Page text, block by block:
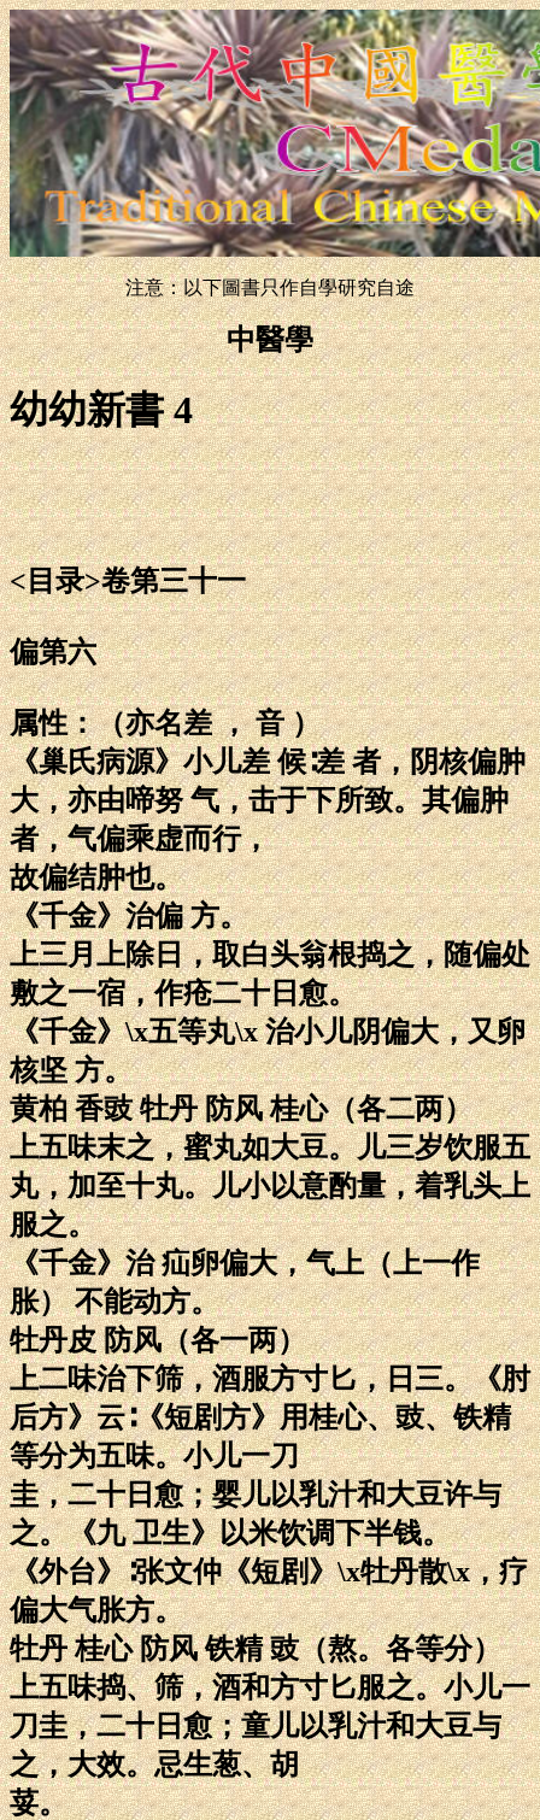
注意：以下圖書只作自學研究自途
中醫學
幼幼新書 4
<目录>卷第三十一
偏第六
属性：（亦名差 ， 音 ）
《巢氏病源》小儿差 候∶差 者，阴核偏肿
大，亦由啼努 气，击于下所致。其偏肿
者，气偏乘虚而行，
故偏结肿也。
《千金》治偏 方。
上三月上除日，取白头翁根捣之，随偏处
敷之一宿，作疮二十日愈。
《千金》\x五等丸\x 治小儿阴偏大，又卵
核坚 方。
黄柏 香豉 牡丹 防风 桂心（各二两）
上五味末之，蜜丸如大豆。儿三岁饮服五
丸，加至十丸。儿小以意酌量，着乳头上
服之。
《千金》治 疝卵偏大，气上（上一作
胀） 不能动方。
牡丹皮 防风（各一两）
上二味治下筛，酒服方寸匕，日三。《肘
后方》云∶《短剧方》用桂心、豉、铁精
等分为五味。小儿一刀
圭，二十日愈；婴儿以乳汁和大豆许与
之。《九 卫生》以米饮调下半钱。
《外台》∶张文仲《短剧》\x牡丹散\x，疗
偏大气胀方。
牡丹 桂心 防风 铁精 豉（熬。各等分）
上五味捣、筛，酒和方寸匕服之。小儿一
刀圭，二十日愈；童儿以乳汁和大豆与
之，大效。忌生葱、胡
荽。